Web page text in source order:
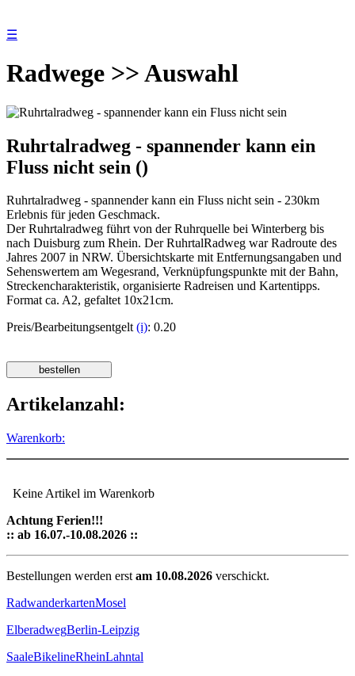
☰
Radwege >> Auswahl
Ruhrtalradweg - spannender kann ein
Fluss nicht sein ()
Ruhrtalradweg - spannender kann ein Fluss nicht sein - 230km
Erlebnis für jeden Geschmack.
Der Ruhrtalradweg führt von der Ruhrquelle bei Winterberg bis
nach Duisburg zum Rhein. Der RuhrtalRadweg war Radroute des
Jahres 2007 in NRW. Übersichtskarte mit Entfernungsangaben und
Sehenswertem am Wegesrand, Verknüpfungspunkte mit der Bahn,
Streckencharakteristik, organisierte Radreisen und Kartentipps.
Format ca. A2, gefaltet 10x21cm.
Preis/Bearbeitungsentgelt(i): 0.20
Artikelanzahl:
Warenkorb:
Keine Artikel im Warenkorb
Achtung Ferien!!!
:: ab 16.07.-10.08.2026 ::
Bestellungen werden erst am 10.08.2026 verschickt.
RadwanderkartenMosel
ElberadwegBerlin-Leipzig
SaaleBikelineRheinLahntal